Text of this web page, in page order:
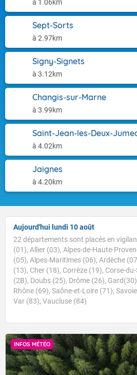
à 1.06km
Sept-Sorts
à 2.97km
Signy-Signets
à 3.12km
Changis-sur-Marne
à 3.99km
Saint-Jean-les-Deux-
à 4.02km
Jaignes
à 4.20km
Aujourd'hui lundi 10 août
22 départements sont placés en
(01), Allier (03), Alpes-de-Haute-
(05), Alpes-Maritimes (06), Ardèche
(13), Cher (18), Corrèze (19), Corse-
(2B), Doubs (25), Drôme (26),
Rhône (69), Saône-et-Loire (71),
Var (83), Vaucluse (84)
INFOS MÉTÉO